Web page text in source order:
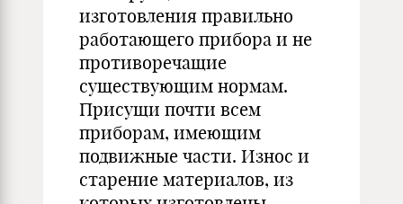
изготовления правильно
работающего прибора и не
противоречащие
существующим нормам.
Присущи почти всем
приборам, имеющим
подвижные части. Износ и
старение материалов, из